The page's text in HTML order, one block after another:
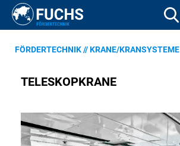
FÖRDERTECHNIK//KRANE/KRANSYSTEME
TELESKOPKRANE